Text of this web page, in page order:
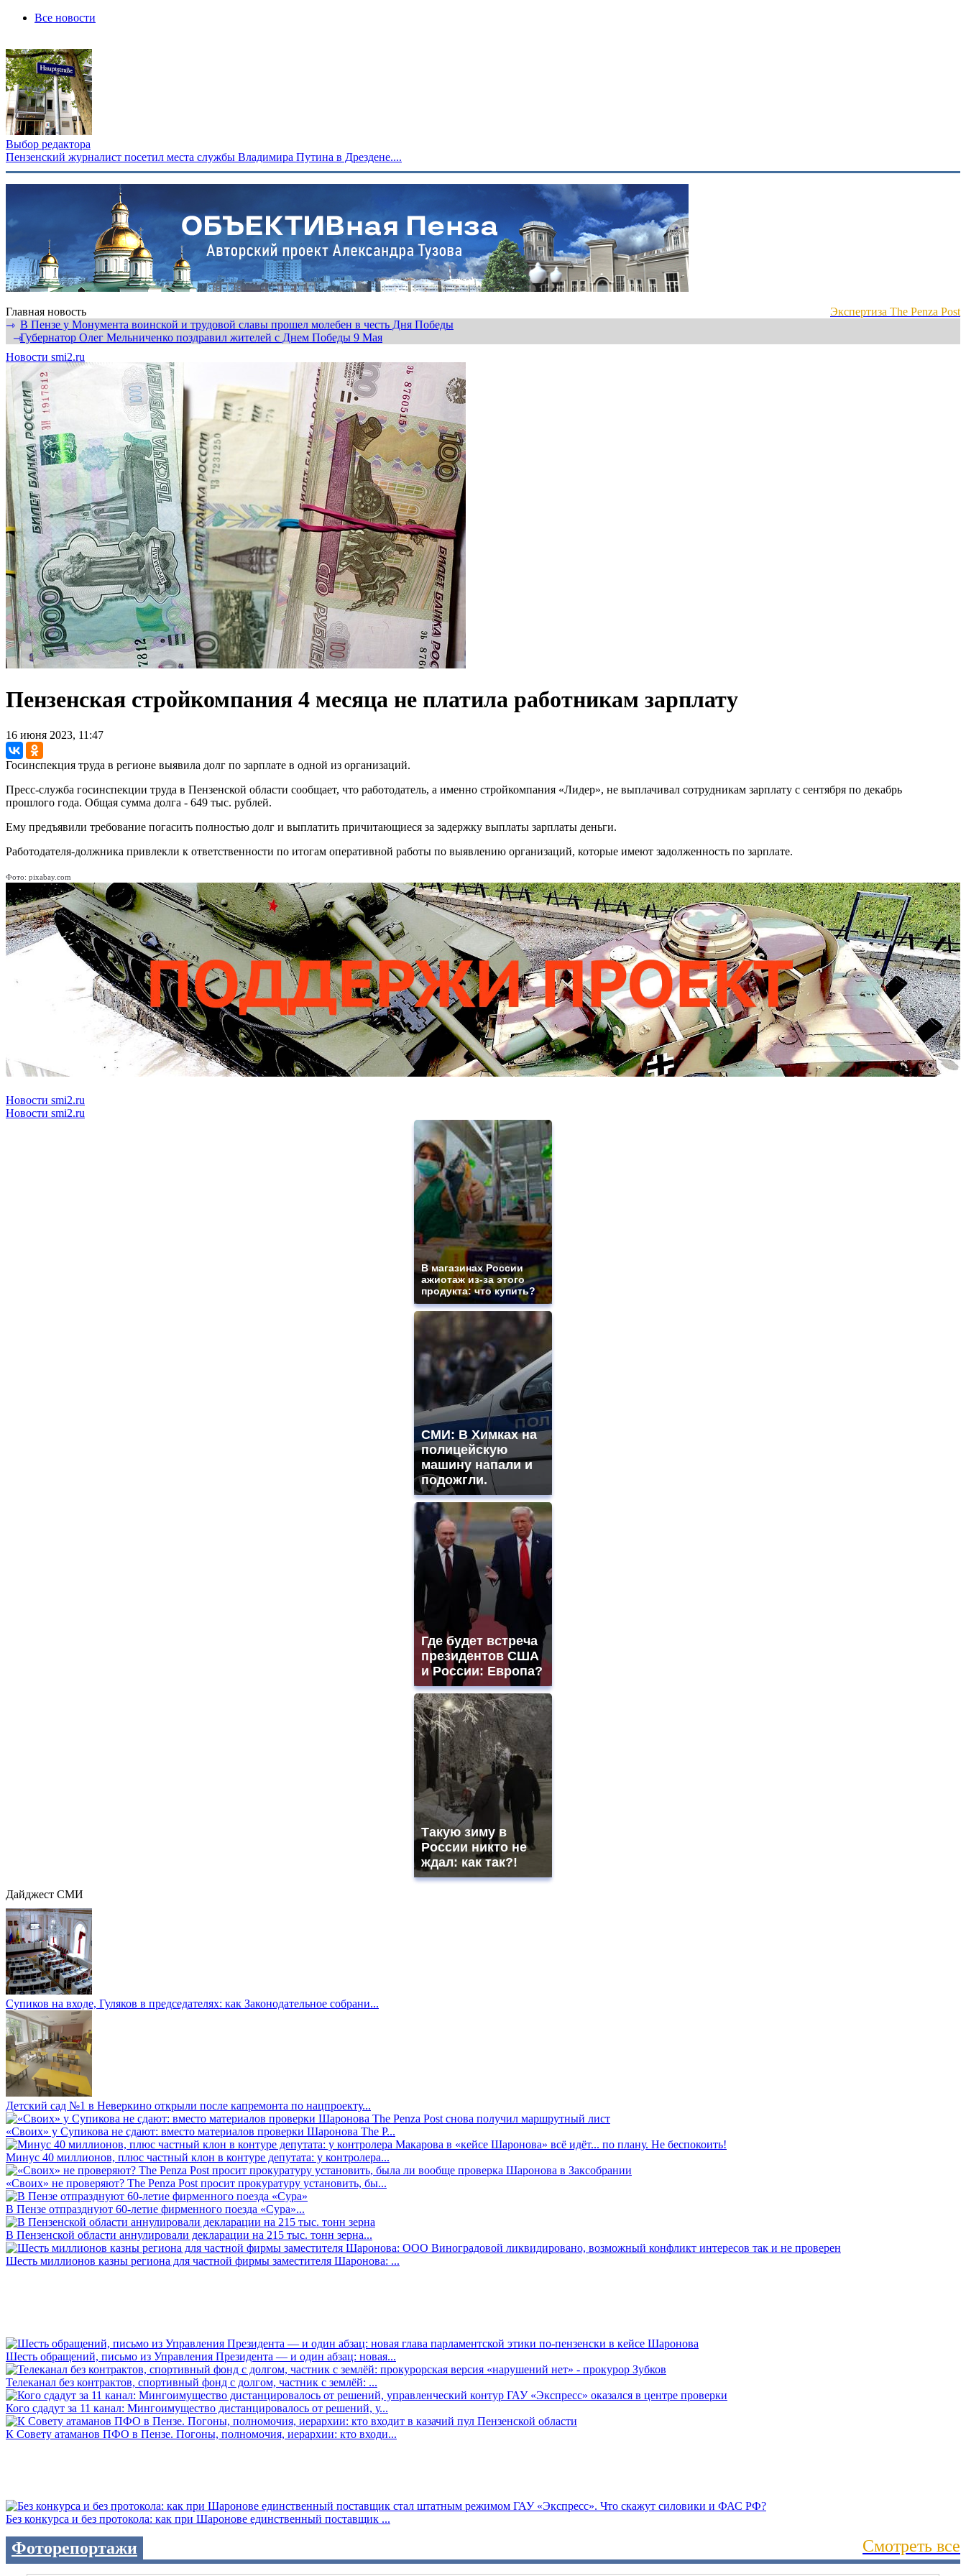
Все новости
Выбор редактора
Пензенский журналист посетил места службы Владимира Путина в Дрездене....
Главная новость
Экспертиза The Penza Post
⇾ В Пензе у Монумента воинской и трудовой славы прошел молебен в честь Дня Победы
⇾Губернатор Олег Мельниченко поздравил жителей с Днем Победы 9 Мая
Новости smi2.ru
Пензенская стройкомпания 4 месяца не платила работникам зарплату
16 июня 2023, 11:47
Госинспекция труда в регионе выявила долг по зарплате в одной из организаций.
Пресс-служба госинспекции труда в Пензенской области сообщает, что работодатель, а именно стройкомпания «Лидер», не выплачивал сотрудникам зарплату с сентября по декабрь
прошлого года. Общая сумма долга - 649 тыс. рублей.
Ему предъявили требование погасить полностью долг и выплатить причитающиеся за задержку выплаты зарплаты деньги.
Работодателя-должника привлекли к ответственности по итогам оперативной работы по выявлению организаций, которые имеют задолженность по зарплате.
Фото: pixabay.com
Новости smi2.ru
Новости smi2.ru
В магазинах России
ажиотаж из-за этого
продукта: что купить?
СМИ: В Химках на
полицейскую
машину напали и
подожгли.
Где будет встреча
президентов США
и России: Европа?
Такую зиму в
России никто не
ждал: как так?!
Дайджест СМИ
Супиков на входе, Гуляков в председателях: как Законодательное собрани...
Детский сад №1 в Неверкино открыли после капремонта по нацпроекту...
«Своих» у Супикова не сдают: вместо материалов проверки Шаронова The P...
Минус 40 миллионов, плюс частный клон в контуре депутата: у контролера...
«Своих» не проверяют? The Penza Post просит прокуратуру установить, бы...
В Пензе отпразднуют 60-летие фирменного поезда «Сура»...
В Пензенской области аннулировали декларации на 215 тыс. тонн зерна...
Шесть миллионов казны региона для частной фирмы заместителя Шаронова: ...
Шесть обращений, письмо из Управления Президента — и один абзац: новая...
Телеканал без контрактов, спортивный фонд с долгом, частник с землёй: ...
Кого сдадут за 11 канал: Мингоимущество дистанцировалось от решений, у...
К Совету атаманов ПФО в Пензе. Погоны, полномочия, иерархии: кто входи...
Без конкурса и без протокола: как при Шаронове единственный поставщик ...
Фоторепортажи Смотреть все